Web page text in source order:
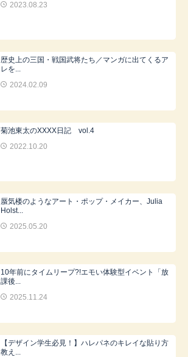
2023.08.23
歴史上の三国・戦国武将たち／マンガに出てくるア
レを...
2024.02.09
菊池東太のXXXX日記 vol.4
2022.10.20
蜃気楼のようなアート・ポップ・メイカー、Julia
Holst...
2025.05.20
10年前にタイムリープ?!エモい体験型イベント「放
課後...
2025.11.24
【デザイン学生必見！】ハレパネのキレイな貼り方
教え...